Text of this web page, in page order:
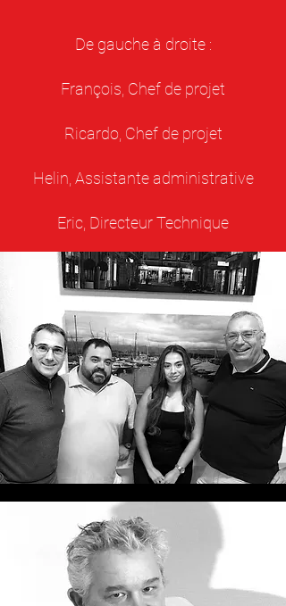
De gauche à droite :
François, Chef de projet
Ricardo, Chef de projet
Helin, Assistante administrative
Eric, Directeur Technique